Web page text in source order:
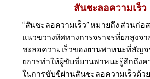
สันชะลอความเร็ว
“สันชะลอความเร็ว” หมายถึง ส่วนก่อ
แนวขวางทิศทางการจราจรที่ยกสูงจ
ชะลอความเร็วของยานพาหนะที่สัญ
ยการทําให้ผู้ขับขี่ยานพาหนะรู้สึกถึงค
ในการขับขี่ผ่านสันชะลอความเร็วด้ว